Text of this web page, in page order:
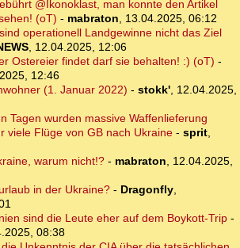
@Ikonoklast, man konnte den Artikel
(oT) - mabraton, 13.04.2025, 06:12
operationell Landgewinne nicht das Ziel
, 12.04.2025, 12:06
Ostereier findet darf sie behalten! :) (oT) -
12:46
(1. Januar 2022) - stokk', 12.04.2025,
Tagen wurden massive Waffenlieferung
viele Flüge von GB nach Ukraine - sprit,
warum nicht!?- mabraton, 12.04.2025,
in der Ukraine?- Dragonfly,
sind die Leute eher auf dem Boykott-Trip-
08:38